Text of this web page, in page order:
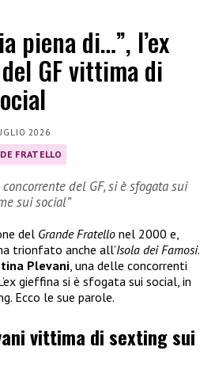
piena di…”, l’ex
GF vittima di
2026
FRATELLO
del GF, si è sfogata sui
sui social”
del Grande Fratello nel 2000 e,
trionfato anche all’Isola dei Famosi.
Plevani , una delle concorrenti
gieffina si è sfogata sui social, in
Ecco le sue parole.
vittima di sexting sui